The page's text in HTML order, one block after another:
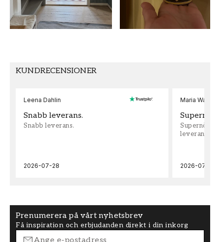
MÖNSTERPASSNING
Förskjuten
KUNDRECENSIONER
Leena Dahlin
Snabb leverans.
Snabb leverans.
2026-07-28
Maria
leveran,
2026-07-22
Prenumerera på vårt nyhetsbrev
Få inspiration och erbjudanden direkt i din inkorg